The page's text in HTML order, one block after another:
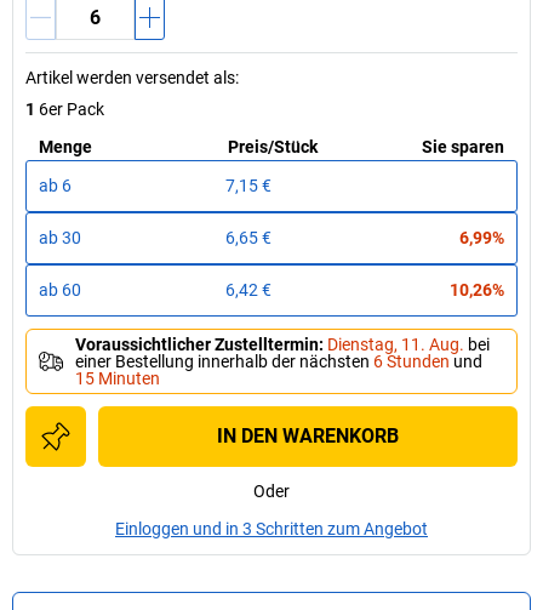
Artikel werden versendet als:
1 6er Pack
Menge
Preis/Stück
Sie sparen
ab 6 7,15 €
ab30 6,65 € 6,99%
ab 60 6,42 € 10,26%
Voraussichtlicher Zustelltermin: Dienstag, 11. Aug. bei
einer Bestellung innerhalb der nächsten 6 Stunden und
15 Minuten
IN DEN WARENKORB
Oder
Einloggen und in 3 Schritten zum Angebot